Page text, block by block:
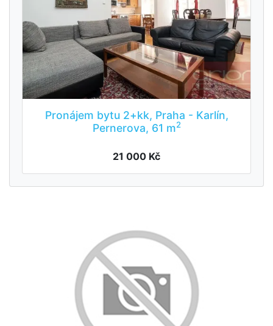
Pronájem bytu 2+kk, Praha - Karlín,
Pernerova, 61 m2
21 000 Kč